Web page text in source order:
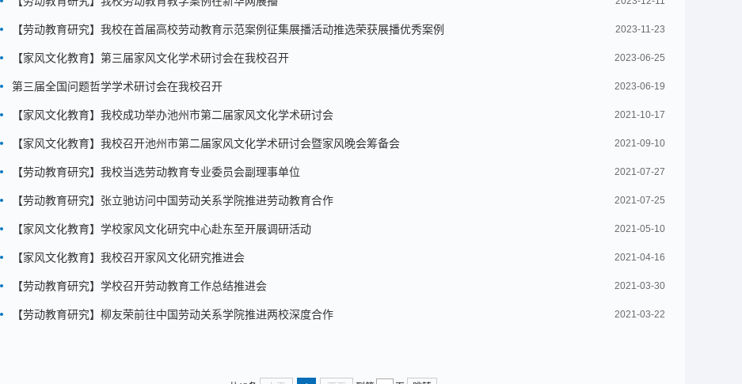
【劳动教育研究】我校在首届高校劳动教育示范案例征集展播活动推选荣获展播优秀案例 2023-11-23
【家风文化教育】第三届家风文化学术研讨会在我校召开 2023-06-25
第三届全国问题哲学学术研讨会在我校召开 2023-06-19
【家风文化教育】我校成功举办池州市第二届家风文化学术研讨会 2021-10-17
【家风文化教育】我校召开池州市第二届家风文化学术研讨会暨家风晚会筹备会 2021-09-10
【劳动教育研究】我校当选劳动教育专业委员会副理事单位 2021-07-27
【劳动教育研究】张立驰访问中国劳动关系学院推进劳动教育合作 2021-07-25
【家风文化教育】学校家风文化研究中心赴东至开展调研活动 2021-05-10
【家风文化教育】我校召开家风文化研究推进会 2021-04-16
【劳动教育研究】学校召开劳动教育工作总结推进会 2021-03-30
【劳动教育研究】柳友荣前往中国劳动关系学院推进两校深度合作 2021-03-22